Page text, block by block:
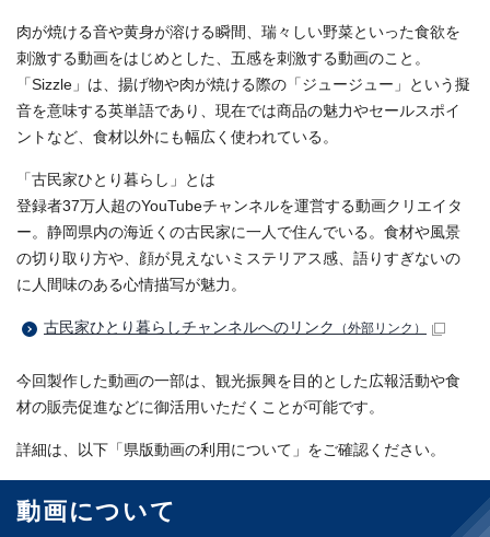
肉が焼ける音や黄身が溶ける瞬間、瑞々しい野菜といった食欲を
刺激する動画をはじめとした、五感を刺激する動画のこと。
「Sizzle」は、揚げ物や肉が焼ける際の「ジュージュー」という擬
音を意味する英単語であり、現在では商品の魅力やセールスポイ
ントなど、食材以外にも幅広く使われている。
「古民家ひとり暮らし」とは
登録者37万人超のYouTubeチャンネルを運営する動画クリエイタ
ー。静岡県内の海近くの古民家に一人で住んでいる。食材や風景
の切り取り方や、顔が見えないミステリアス感、語りすぎないの
に人間味のある心情描写が魅力。
古民家ひとり暮らしチャンネルへのリンク （外部リンク）
今回製作した動画の一部は、観光振興を目的とした広報活動や食
材の販売促進などに御活用いただくことが可能です。
詳細は、以下「県版動画の利用について」をご確認ください。
動画について